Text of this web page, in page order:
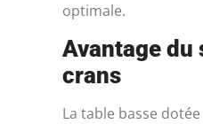
optimale.
Avantage du
crans
La table basse